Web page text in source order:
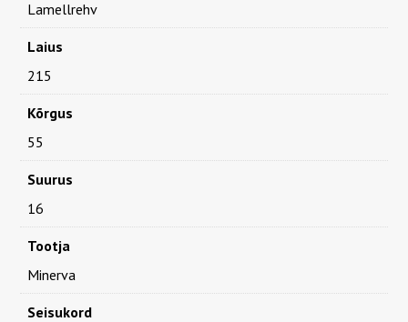
Lamellrehv
Laius
215
Kõrgus
55
Suurus
16
Tootja
Minerva
Seisukord